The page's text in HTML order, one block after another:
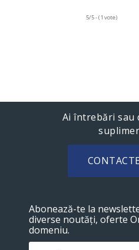
5/5 - (1 vote)
Ai întrebări sau
Abonează-te la
diverse noutăți, oferte
domeniu.